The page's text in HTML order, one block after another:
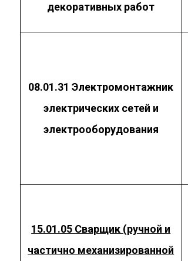
декоративных работ
08.01.31Электромонтажник
электрических сетей и
электрооборудования
15.01.05 Сварщик (ручной и
частично механизированной